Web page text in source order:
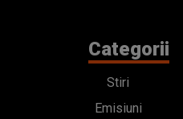
Categorii
Stiri
Emisiuni